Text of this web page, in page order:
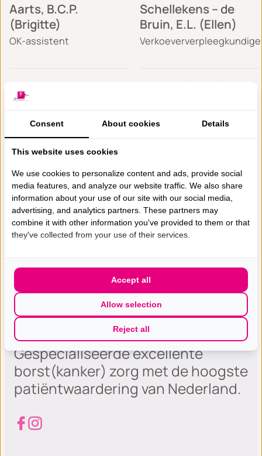
Aarts, B.C.P.
(Brigitte)
OK-assistent
Schellekens – de
Bruin, E.L. (Ellen)
Verkoeververpleegkundige
(Dorothea)
Verkoeververpleegkundige
Roks – Slingerland, J.
OK-assistent
1 2
Gespecialiseerde excellente
borst(kanker) zorg met de hoogste
patiëntwaardering van Nederland.
Consent About cookies Details
This website uses cookies
We use cookies to personalize content and ads, provide social
media features, and analyze our website traffic. We also share
information about your use of our site with our social media,
advertising, and analytics partners. These partners may
combine it with other information you've provided to them or that
they've collected from your use of their services.
Reject all
Allow selection
Accept all